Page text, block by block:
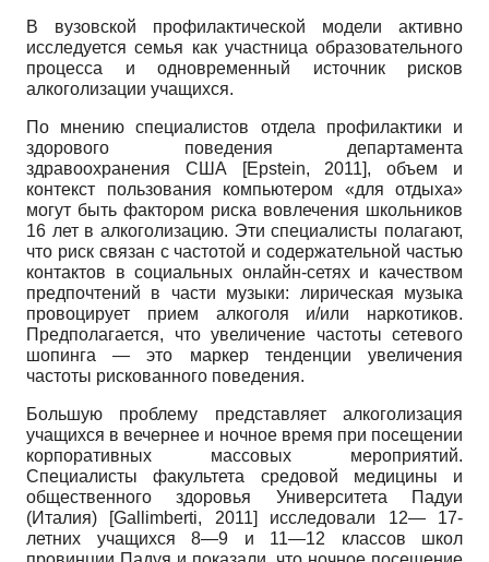
В вузовской профилактической модели активно
исследуется семья как участница образовательного
процесса и одновременный источник рисков
алкоголизации учащихся.
По мнению специалистов отдела профилактики и
здорового поведения департамента
здравоохранения США
[Epstein, 2011], объем и
контекст пользования компьютером «для отдыха»
могут быть фактором риска вовлечения школьников
16 лет в алкоголизацию. Эти специалисты полагают,
что риск связан с частотой и содержательной частью
контактов в социальных онлайн-сетях и качеством
предпочтений в части музыки: лирическая музыка
провоцирует прием алкоголя и/или наркотиков.
Предполагается, что увеличение частоты сетевого
шопинга — это маркер тенденции увеличения
частоты рискованного поведения.
Большую проблему представляет алкоголизация
учащихся в вечернее и ночное время при посещении
корпоративных массовых мероприятий.
Специалисты факультета средовой медицины и
общественного здоровья Университета Падуи
(Италия) [Gallimberti, 2011]
исследовали 12— 17-
летних учащихся 8—9 и 11—12 классов школ